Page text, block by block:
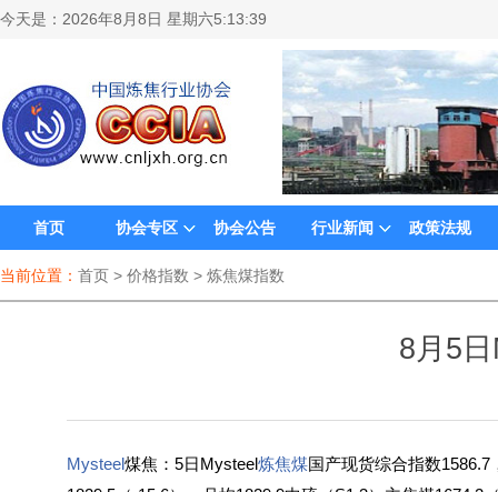
今天是： 2026年8月8日 星期六5:13:39
首页 协会专区 协会公告 行业新闻 政策法规
当前位置： 首页 > 价格指数 > 炼焦煤指数
8月5
Mysteel煤焦：5日Mysteel炼焦煤国产现货综合指数